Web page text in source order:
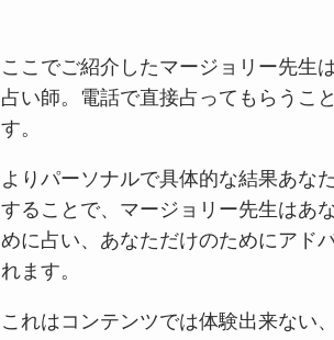
ここでご紹介したマージョリー先生
占い師。電話で直接占ってもらうこ
す。
よりパーソナルで具体的な結果あな
することで、マージョリー先生はあ
めに占い、あなただけのためにアド
れます。
これはコンテンツでは体験出来ない